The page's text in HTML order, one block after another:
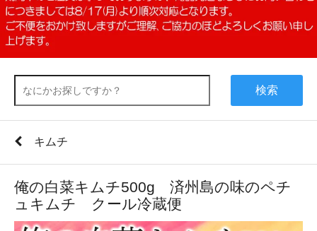
検索
キムチ
俺の白菜キムチ500g 済州島の味のペチ
ュキムチ クール冷蔵便